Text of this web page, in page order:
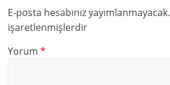
E-posta hesabınız yayımlanmayacak.
işaretlenmişlerdir
Yorum*